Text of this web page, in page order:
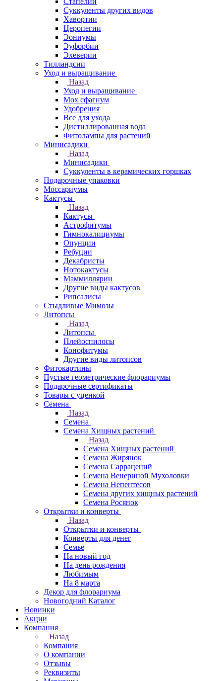
Суккуленты других видов
Хавортии
Церопегии
Эониумы
Эуфорбии
Эхеверии
Тилландсии
Уход и выращивание
Назад
Уход и выращивание
Мох сфагнум
Удобрения
Все для ухода
Дистиллированная вода
Фитолампы для растений
Минисадики
Назад
Минисадики
Суккуленты в керамических горшках
Подарочные упаковки
Моссариумы
Кактусы
Назад
Кактусы
Астрофитумы
Гимнокалициумы
Опунции
Ребуции
Декабристы
Нотокактусы
Маммиллярии
Другие виды кактусов
Рипсалисы
Стыдливые Мимозы
Литопсы
Назад
Литопсы
Плейоспилосы
Конофитумы
Другие виды литопсов
Фитокартины
Пустые геометрические флорариумы
Подарочные сертификаты
Товары с уценкой
Семена
Назад
Семена
Семена Хищных растений
Назад
Семена Хищных растений
Семена Жирянок
Семена Саррацений
Семена Венериной Мухоловки
Семена Непентесов
Семена других хищных растений
Семена Росянок
Открытки и конверты
Назад
Открытки и конверты
Конверты для денег
Семье
На новый год
На день рождения
Любимым
На 8 марта
Декор для флорариума
Новогодний Каталог
Новинки
Акции
Компания
Назад
Компания
О компании
Отзывы
Реквизиты